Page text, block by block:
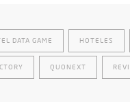
DATA GAME HOTELES
QUONEXT